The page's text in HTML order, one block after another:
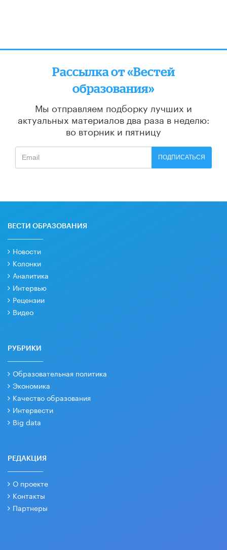
Рассылка от «Вестей
образования»
Мы отправляем подборку лучших и
актуальных материалов два раза в неделю:
во вторник и пятницу
ПОДПИСАТЬСЯ
ВЕСТИ ОБРАЗОВАНИЯ
Новости
Колонки
Аналитика
Интервью
Рецензии
Видео
РУБРИКИ
Образовательная политика
Экономика
Качество образования
Интервести
Big data
РЕДАКЦИЯ
О проекте
Контакты
Партнеры